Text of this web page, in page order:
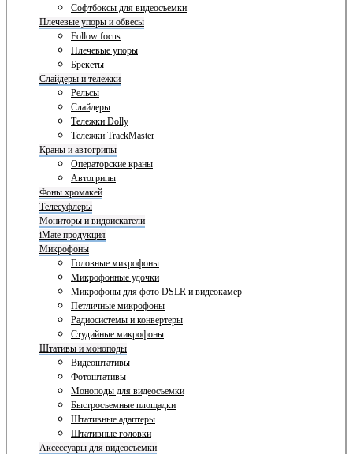
Софтбоксы для видеосъемки
Плечевые упоры и обвесы
Follow focus
Плечевые упоры
Брекеты
Слайдеры и тележки
Рельсы
Слайдеры
Тележки Dolly
Тележки TrackMaster
Краны и автогрипы
Операторские краны
Автогрипы
Фоны хромакей
Телесуфлеры
Мониторы и видоискатели
iMate продукция
Микрофоны
Головные микрофоны
Микрофонные удочки
Микрофоны для фото DSLR и видеокамер
Петличные микрофоны
Радиосистемы и конвертеры
Студийные микрофоны
Штативы и моноподы
Видеоштативы
Фотоштативы
Моноподы для видеосъемки
Быстросъемные площадки
Штативные адаптеры
Штативные головки
Аксессуары для видеосъемки